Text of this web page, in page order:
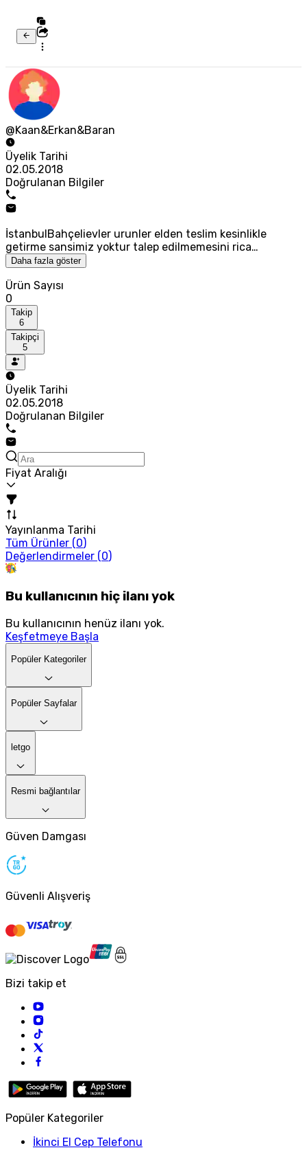
@Kaan&Erkan&Baran
Üyelik Tarihi
02.05.2018
Doğrulanan Bilgiler
İstanbulBahçelievler urunler elden teslim kesinlikle
getirme sansimiz yoktur talep edilmemesini rica…
Daha fazla göster
Ürün Sayısı
0
Takip
6
Takipçi
5
Üyelik Tarihi
02.05.2018
Doğrulanan Bilgiler
Fiyat Aralığı
Yayınlanma Tarihi
Tüm Ürünler (0)
Değerlendirmeler (0)
Bu kullanıcının hiç ilanı yok
Bu kullanıcının henüz ilanı yok.
Keşfetmeye Başla
Popüler Kategoriler
Popüler Sayfalar
letgo
Resmi bağlantılar
Güven Damgası
Güvenli Alışveriş
Bizi takip et
Popüler Kategoriler
İkinci El Cep Telefonu